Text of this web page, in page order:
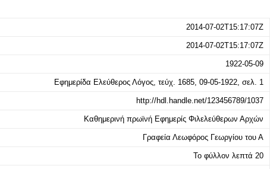
2014-07-02T15:17:07Z
2014-07-02T15:17:07Z
1922-05-09
Εφημερίδα Ελεύθερος Λόγος, τεύχ. 1685, 09-05-1922, σελ. 1
http://hdl.handle.net/123456789/1037
Καθημερινή πρωϊνή Εφημερίς Φιλελεύθερων Αρχών
Γραφεία Λεωφόρος Γεωργίου του Α
Το φύλλον λεπτά 20